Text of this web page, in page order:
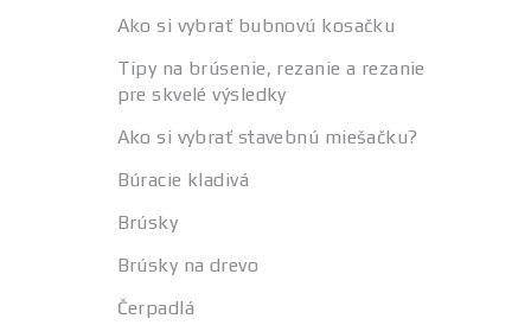
Ako si vybrať bubnovú kosačku
Tipy na brúsenie, rezanie a rezanie
pre skvelé výsledky
Ako si vybrať stavebnú miešačku?
Búracie kladivá
Brúsky
Brúsky na drevo
Čerpadlá